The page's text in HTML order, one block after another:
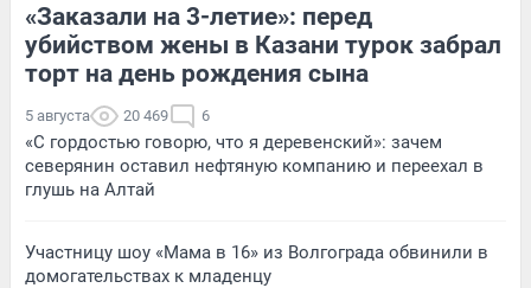
«Заказали на 3-летие»: перед
убийством жены в Казани турок забрал
торт на день рождения сына
5 августа 20 469 6
«С гордостью говорю, что я деревенский»: зачем
северянин оставил нефтяную компанию и переехал в
глушь на Алтай
Участницу шоу «Мама в 16» из Волгограда обвинили в
домогательствах к младенцу